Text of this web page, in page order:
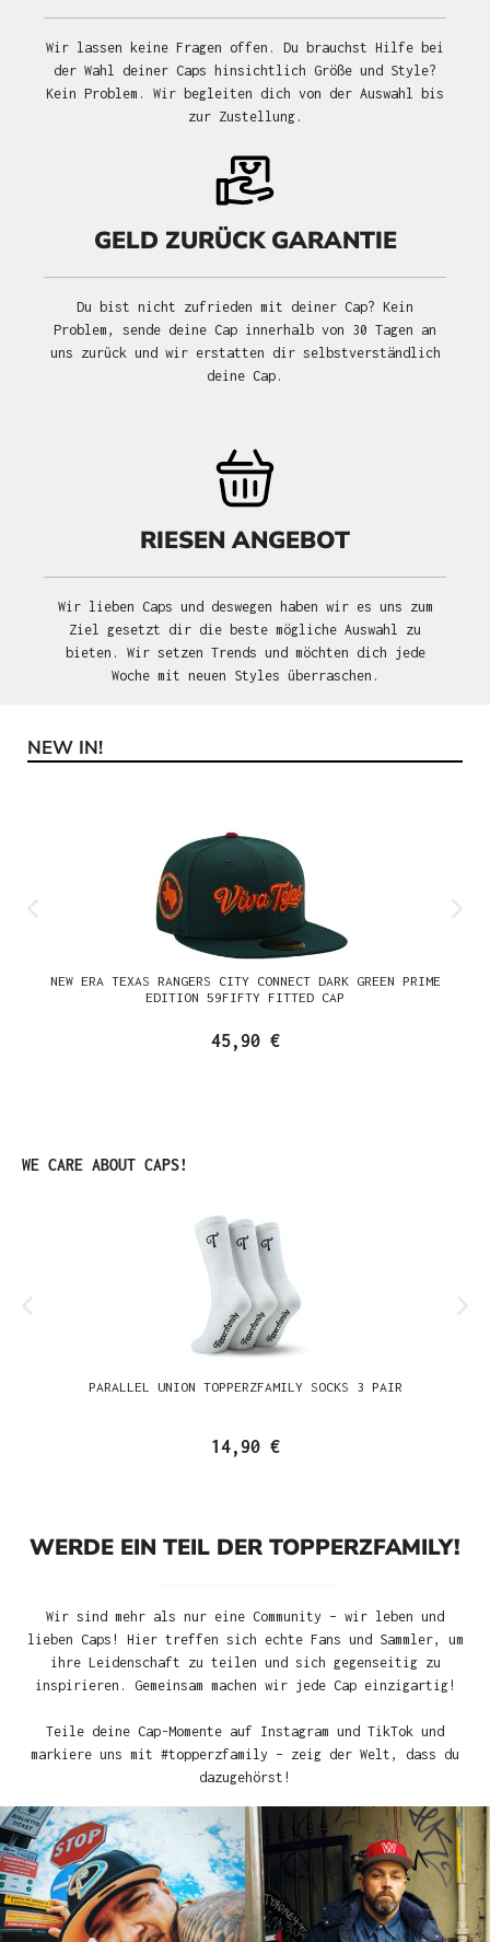
Wir lassen keine Fragen offen. Du brauchst Hilfe bei
der Wahl deiner Caps hinsichtlich Größe und Style?
Kein Problem. Wir begleiten dich von der Auswahl bis
zur Zustellung.
GELD ZURÜCK GARANTIE
Du bist nicht zufrieden mit deiner Cap? Kein
Problem, sende deine Cap innerhalb von 30 Tagen an
uns zurück und wir erstatten dir selbstverständlich
deine Cap.
RIESEN ANGEBOT
Wir lieben Caps und deswegen haben wir es uns zum
Ziel gesetzt dir die beste mögliche Auswahl zu
bieten. Wir setzen Trends und möchten dich jede
Woche mit neuen Styles überraschen.
Produktgalerie überspringen
NEW IN!
NEW ERA TEXAS RANGERS CITY CONNECT DARK GREEN PRIME
EDITION 59FIFTY FITTED CAP
45,90 €
Produktgalerie überspringen
WE CARE ABOUT CAPS!
PARALLEL UNION TOPPERZFAMILY SOCKS 3 PAIR
14,90 €
WERDE EIN TEIL DER TOPPERZFAMILY!
Wir sind mehr als nur eine Community – wir leben und
lieben Caps! Hier treffen sich echte Fans und Sammler, um
ihre Leidenschaft zu teilen und sich gegenseitig zu
inspirieren. Gemeinsam machen wir jede Cap einzigartig!
Teile deine Cap-Momente auf Instagram und TikTok und
markiere uns mit #topperzfamily – zeig der Welt, dass du
dazugehörst!